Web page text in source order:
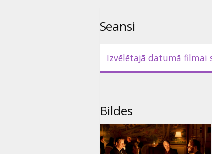
Seansi
Izvēlētajā datumā filmai
Bildes